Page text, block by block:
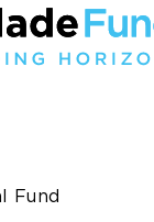
Fund